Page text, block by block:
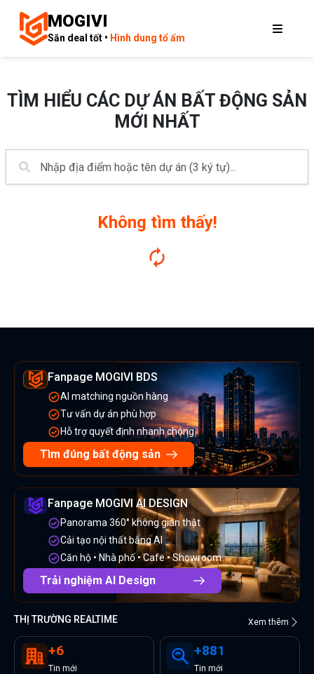
MOGIVI
Săn deal tốt • Hình dung tổ ấm
TÌM HIỂU CÁC DỰ ÁN BẤT ĐỘNG SẢN
MỚI NHẤT
Không tìm thấy!
Fanpage MOGIVI BDS
AI matching nguồn hàng
Tư vấn dự án phù hợp
Hỗ trợ quyết định nhanh chóng
Tìm đúng bất động sản
Fanpage MOGIVI AI DESIGN
Panorama 360° không gian thật
Cải tạo nội thất bằng AI
Căn hộ • Nhà phố • Cafe • Showroom
Trải nghiệm AI Design
THỊ TRƯỜNG REALTIME Xem thêm
+6
Tin mới
+881
Tin mới